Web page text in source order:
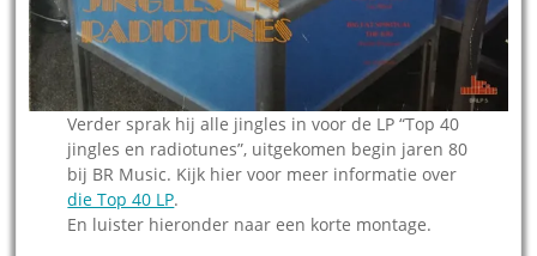
Verder sprak hij alle jingles in voor de LP “Top 40
jingles en radiotunes”, uitgekomen begin jaren 80
bij BR Music. Kijk hier voor meer informatie over
die Top 40 LP.
En luister hieronder naar een korte montage.